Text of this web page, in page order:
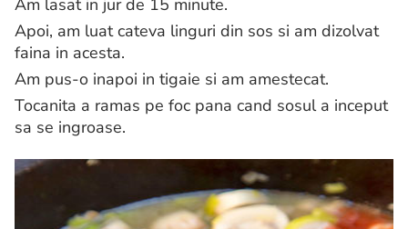
Am lasat in jur de 15 minute.
Apoi, am luat cateva linguri din sos si am dizolvat
faina in acesta.
Am pus-o inapoi in tigaie si am amestecat.
Tocanita a ramas pe foc pana cand sosul a inceput
sa se ingroase.